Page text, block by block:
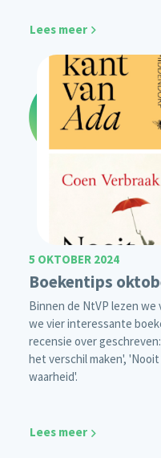
Lees meer
5 OKTOBER 2024
Boekentips
Binnen de NtVP lezen
we vier interessante
recensie over
het verschil maken',
waarheid'.
Lees meer